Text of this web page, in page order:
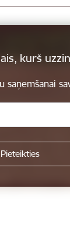
kurš
saņemšanai